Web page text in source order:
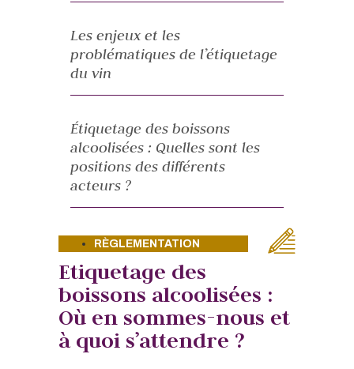
RÈGLEMENTATION
Etiquetage des
boissons alcoolisées :
Où en sommes-nous et
à quoi s’attendre ?
Les enjeux et les
problématiques de l’étiquetage
du vin
Étiquetage des boissons
alcoolisées : Quelles sont les
positions des différents
acteurs ?